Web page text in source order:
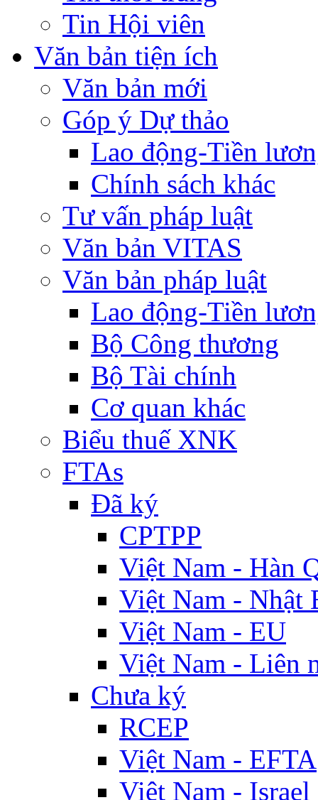
Tin Hội viên
Văn bản tiện ích
Văn bản mới
Góp ý Dự thảo
Lao động-Tiền
Chính sách khác
Tư vấn pháp luật
Văn bản VITAS
Văn bản pháp luật
Lao động-Tiền
Bộ Công thương
Bộ Tài chính
Cơ quan khác
Biểu thuế XNK
FTAs
Đã ký
CPTPP
Việt Nam - Hàn
Việt Nam - Nhật
Việt Nam - EU
Việt Nam - Liên
Chưa ký
RCEP
Việt Nam - EFTA
Việt Nam - Israel